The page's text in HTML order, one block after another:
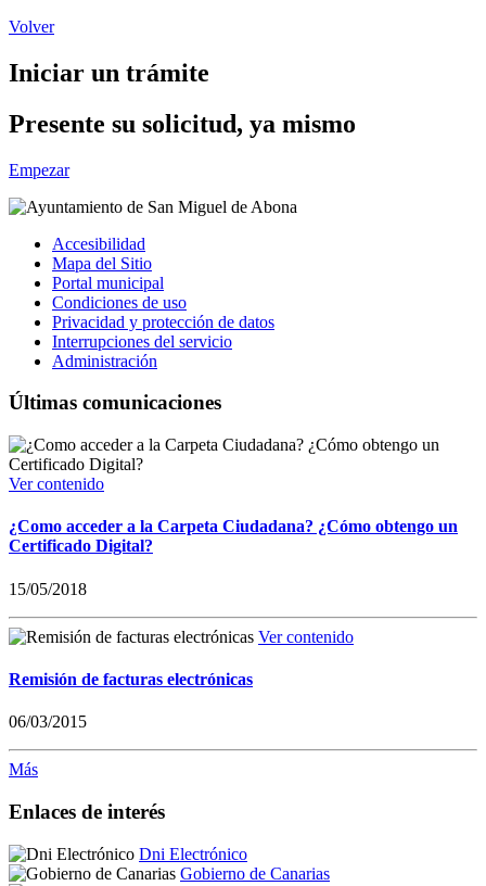
Volver
Iniciar un trámite
Presente su solicitud, ya mismo
Empezar
Accesibilidad
Mapa del Sitio
Portal municipal
Condiciones de uso
Privacidad y protección de datos
Interrupciones del servicio
Administración
Últimas comunicaciones
Ver contenido
¿Como acceder a la Carpeta Ciudadana? ¿Cómo obtengo un
Certificado Digital?
15/05/2018
Ver contenido
Remisión de facturas electrónicas
06/03/2015
Más
Enlaces de interés
Dni Electrónico
Gobierno de Canarias